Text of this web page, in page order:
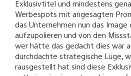
Exklusivtitel und mindestens
Werbespots mit angesagten
das Unternehmen nun das Image
aufzupolieren und von den
wer hätte das gedacht dies war
durchdachte strategische Lüge,
rausgestellt hat sind diese